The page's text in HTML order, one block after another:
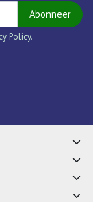
Abonneer
Policy.